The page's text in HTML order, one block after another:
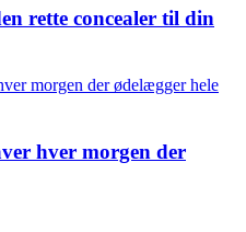
rette concealer til din
hver morgen der